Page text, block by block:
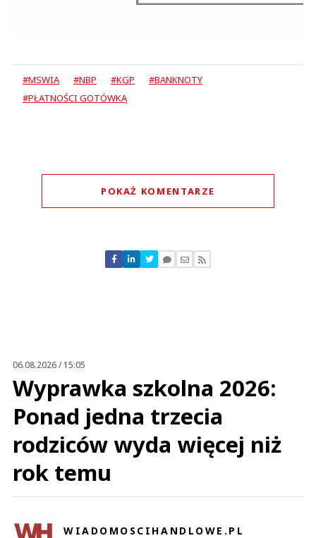
#MSWIA #NBP #KGP
#BANKNOTY
#PŁATNOŚCI GOTÓWKĄ
POKAŻ KOMENTARZE
Nie znaleziono komentarzy
Zostaw swoje komentarze
06.08.2026 / 15:05
Wyprawka szkolna 2026:
Ponad jedna trzecia
rodziców wyda więcej niż
rok temu
WIADOMOSCIHANDLOWE.PL